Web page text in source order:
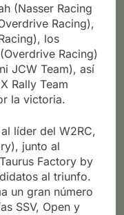
(Nasser Racing
Racing),
los
Racing)
JCW Team), así
Rally Team
la victoria.
líder del W2RC,
junto al
Factory by
al triunfo.
un gran número
SSV, Open y